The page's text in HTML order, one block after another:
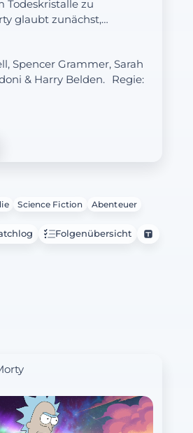
Todeskristalle zu
glaubt zunächst,
tödlich sind, aber
Tod voraussehen
sich einen der
für Rick ziemlich
Spencer Grammer, Sarah
& Harry Belden.
Regie:
Science Fiction Abenteuer
Folgenübersicht